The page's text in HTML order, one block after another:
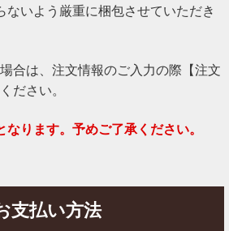
いよう厳重に梱包させていただき
合は、注文情報のご入力の際【注文
ださい。
ります。予めご了承ください。
支払い方法